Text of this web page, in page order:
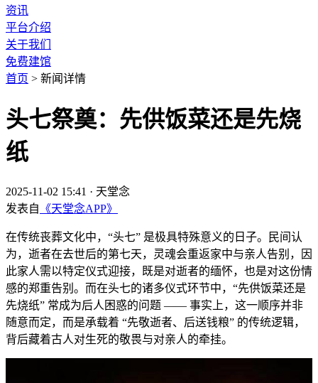
资讯
平台介绍
关于我们
免费建馆
首页 > 新闻详情
头七祭奠：先供饭菜还是先烧
纸
2025-11-02 15:41 · 天堂念
发表自 《天堂念APP》
在传统丧葬文化中，“头七” 是极具特殊意义的日子。民间认
为，逝者在去世后的第七天，灵魂会重返家中与亲人告别，因
此家人需以特定仪式迎接，既是对逝者的缅怀，也是对这份情
感的郑重告别。而在头七的诸多仪式环节中，“先供饭菜还是
先烧纸” 常成为后人困惑的问题 —— 事实上，这一顺序并非
随意而定，而是承载着 “先敬逝者、后送钱粮” 的传统逻辑，
背后藏着古人对生死的敬畏与对亲人的牵挂。